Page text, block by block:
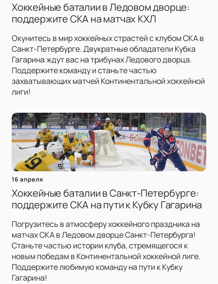
Хоккейные баталии в Ледовом дворце:
поддержите СКА на матчах КХЛ
Окунитесь в мир хоккейных страстей с клубом СКА в
Санкт-Петербурге. Двукратные обладатели Кубка
Гагарина ждут вас на трибунах Ледового дворца.
Поддержите команду и станьте частью
захватывающих матчей Континентальной хоккейной
лиги!
16 апреля
Хоккейные баталии в Санкт-Петербурге:
поддержите СКА на пути к Кубку Гагарина
Погрузитесь в атмосферу хоккейного праздника на
матчах СКА в Ледовом дворце Санкт-Петербурга!
Станьте частью истории клуба, стремящегося к
новым победам в Континентальной хоккейной лиге.
Поддержите любимую команду на пути к Кубку
Гагарина!